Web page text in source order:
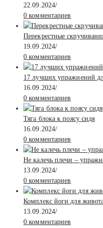
22.09.2024/
0 комментариев
Перекрестные
19.09.2024/
0 комментариев
17 лучших упражнений
16.09.2024/
0 комментариев
Тяга блока к поясу сидя
16.09.2024/
0 комментариев
Не калечь плечи –
13.09.2024/
0 комментариев
Комплекс йоги для
13.09.2024/
0 комментариев